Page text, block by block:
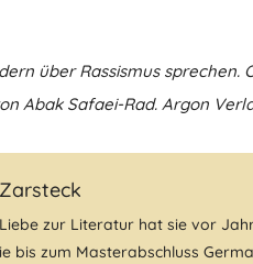
über Rassismus sprechen.
Abak Safaei-Rad. Argon
zur Literatur hat sie vor
bis zum Masterabschluss